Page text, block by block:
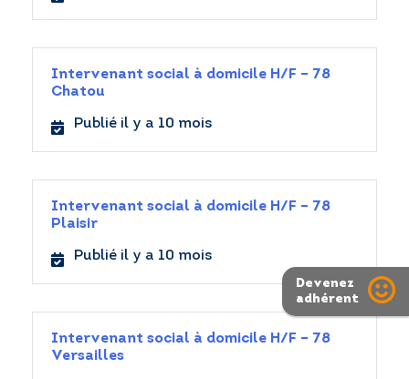
Intervenant social à domicile H/F – 78
Chatou
Publié il y a 10 mois
Intervenant social à domicile H/F – 78
Plaisir
Publié il y a 10 mois
Intervenant social à domicile H/F – 78
Versailles
Devenez
adhérent